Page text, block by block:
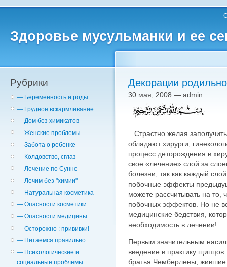
Здоровье мусульманки и ее
Рубрики
— Беременность и роды
— Грудное вскармливание
— Дом без химикатов
— Женские проблемы
— Забота о ребенке
— Колдовство, сглаз
— Лечение по Сунне
— Лечим без "химии"
— Натуральная косметика
— Опасности косметики
— Опасности медицины
— Осторожно : прививки!
— Питаемся правильно
— Психологические и
cоциальные проблемы
Декорации
30 мая, 2008 — admin
.. Страстно желая
обладают хирурги,
процесс деторождения в
свое «лечение» слой за
болезни, так как каждый
побочные эффекты
можете рассчитывать на то,
побочных эффектов. Но не
медицинские бедствия,
необходимость в лечении!
Первым значительным
введение в практику
братья Чемберлены, жившие